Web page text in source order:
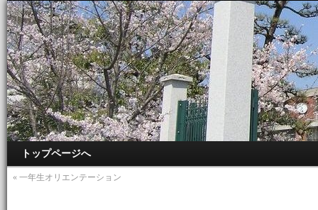
トップページへ
« 一年生オリエンテーション